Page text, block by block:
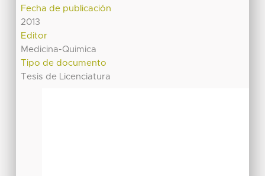
Fecha de publicación
2013
Editor
Medicina-Quimica
Tipo de documento
Tesis de Licenciatura